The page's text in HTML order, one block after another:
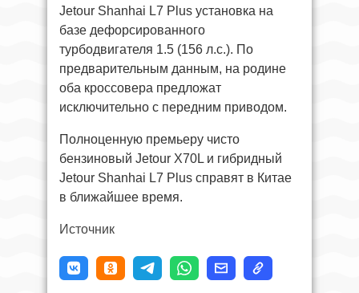
Jetour Shanhai L7 Plus установка на
базе дефорсированного
турбодвигателя 1.5 (156 л.с.). По
предварительным данным, на родине
оба кроссовера предложат
исключительно с передним приводом.
Полноценную премьеру чисто
бензиновый Jetour X70L и гибридный
Jetour Shanhai L7 Plus справят в Китае
в ближайшее время.
Источник